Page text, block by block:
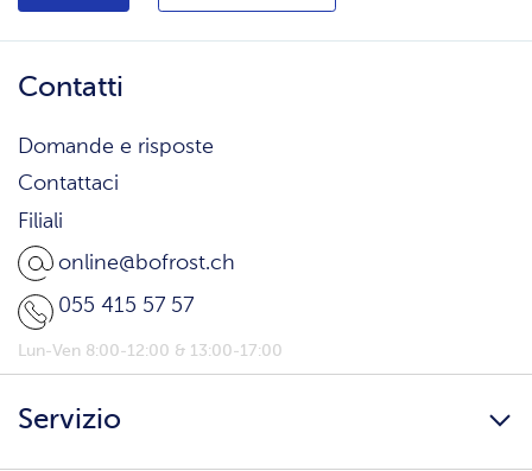
Contatti
Domande e risposte
Contattaci
Filiali
online@bofrost.ch
055 415 57 57
Lun-Ven 8:00-12:00 & 13:00-17:00
Servizio